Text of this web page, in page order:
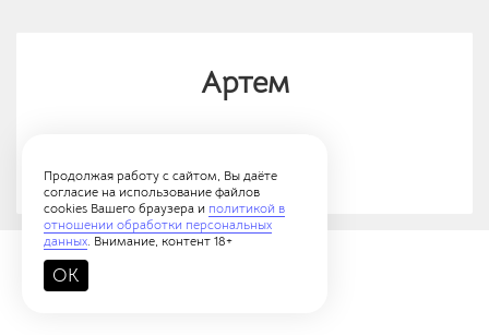
Артем
Продолжая работу с сайтом, Вы даёте
согласие на использование файлов
cookies Вашего браузера и политикой в
отношении обработки персональных
данных. Внимание, контент 18+
OK